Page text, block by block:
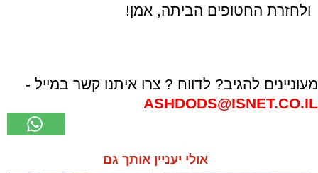
ולחזרת החטופים הביתה, אמן!
מעוניינים להגיב? לדווח ? צרו איתנו קשר במייל -
ASHDODS@ISNET.CO.IL
אולי יעניין אותך גם